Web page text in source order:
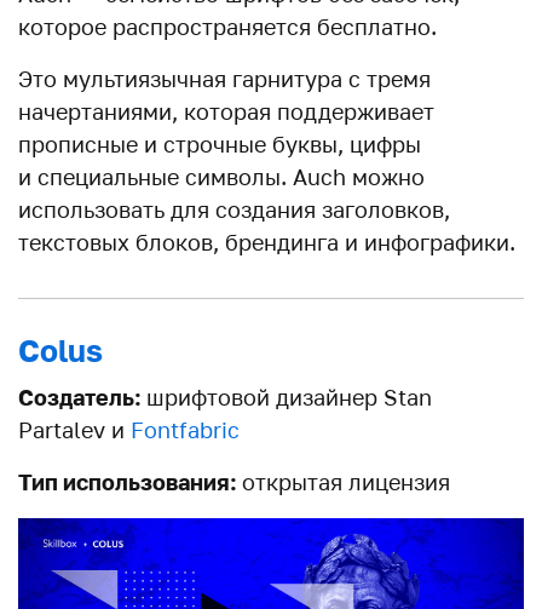
которое распространяется бесплатно.
Это мультиязычная гарнитура с тремя
начертаниями, которая поддерживает
прописные и строчные буквы, цифры
и специальные символы. Auch можно
использовать для создания заголовков,
текстовых блоков, брендинга и инфографики.
Colus
Создатель: шрифтовой дизайнер Stan
Partalev и Fontfabric
Тип использования: открытая лицензия